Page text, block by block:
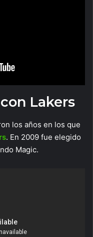
Lakers
los años en los que
. En 2009 fue elegido
Magic.